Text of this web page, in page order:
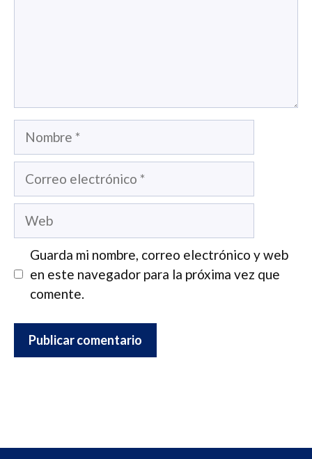
Nombre
Correo
Web
Guarda mi nombre, correo electrónico y web
en este navegador para la próxima vez que
comente.